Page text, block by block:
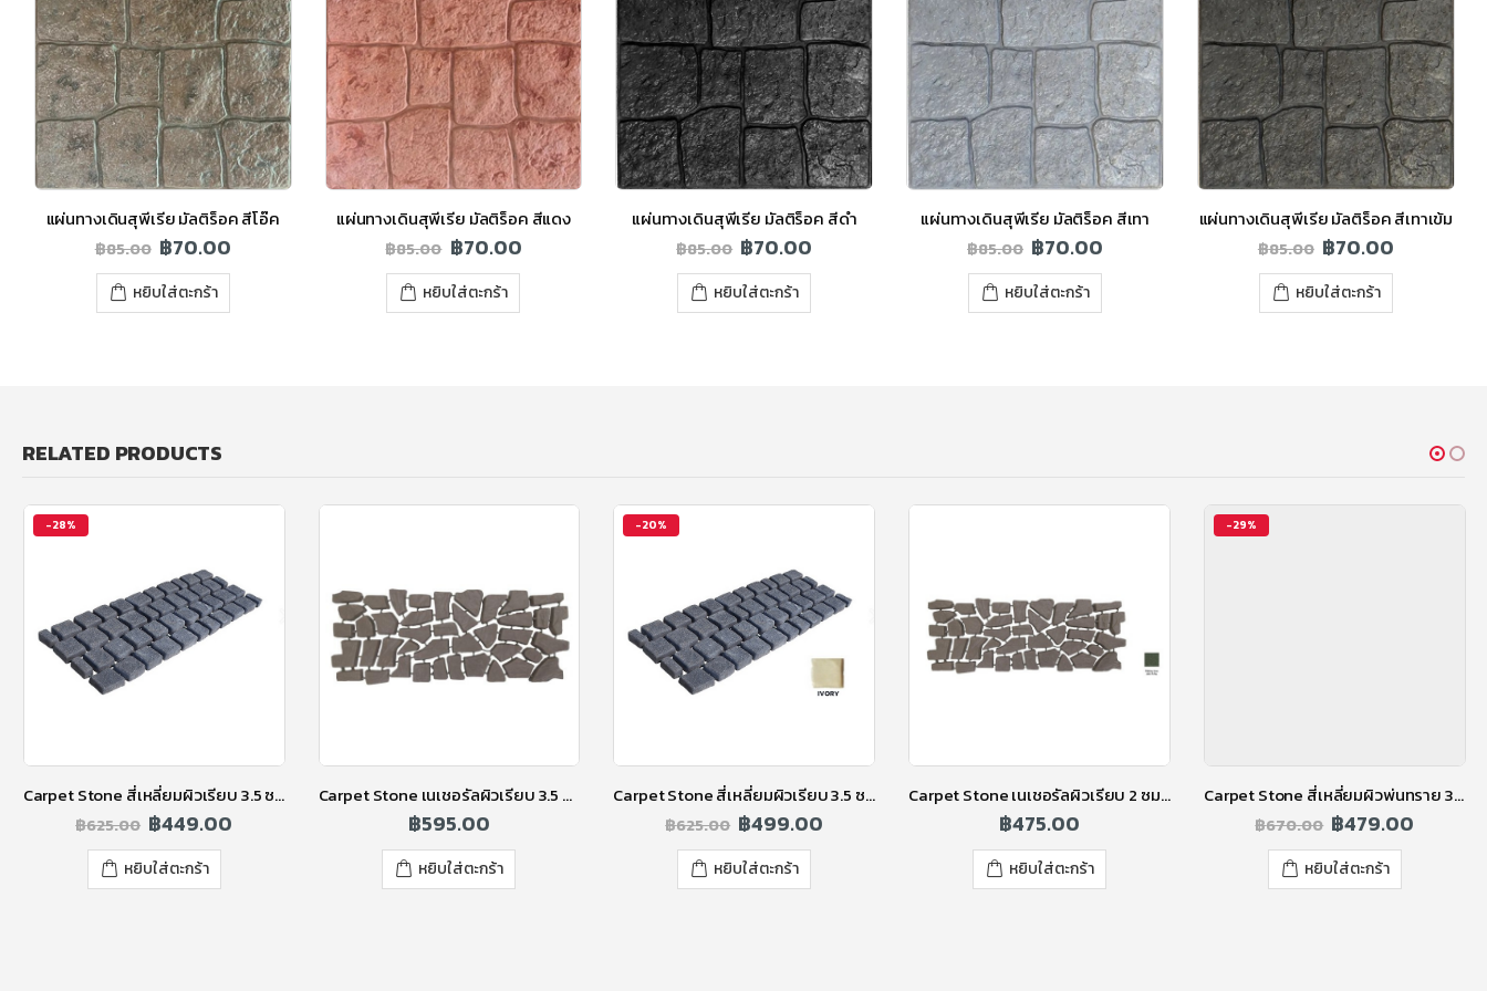
แผ่นทางเดินสุพีเรีย มัลติร็อค สีโอ๊ค
฿85.00 ฿70.00
หยิบใส่ตะกร้า
แผ่นทางเดินสุพีเรีย มัลติร็อค สีแดง
฿85.00 ฿70.00
หยิบใส่ตะกร้า
แผ่นทางเดินสุพีเรีย มัลติร็อค สีดำ
฿85.00 ฿70.00
หยิบใส่ตะกร้า
แผ่นทางเดินสุพีเรีย มัลติร็อค สีเทา
฿85.00 ฿70.00
หยิบใส่ตะกร้า
แผ่นทางเดินสุพีเรีย มัลติร็อค สีเทาเข้ม
฿85.00 ฿70.00
หยิบใส่ตะกร้า
RELATED PRODUCTS
-28%
Carpet Stone สี่เหลี่ยมผิวเรียบ 3.5 ซ.ม. สีแบล็คเกรย์
฿625.00 ฿449.00
หยิบใส่ตะกร้า
Carpet Stone เนเชอรัลผิวเรียบ 3.5 ซม. สีแบล็คเกรย์
฿595.00
หยิบใส่ตะกร้า
-20%
Carpet Stone สี่เหลี่ยมผิวเรียบ 3.5 ซ.ม. สีไอวอรี่
฿625.00 ฿499.00
หยิบใส่ตะกร้า
Carpet Stone เนเชอรัลผิวเรียบ 2 ซม. สีมิลิทารี่กรีน
฿475.00
หยิบใส่ตะกร้า
-29%
Carpet Stone สี่เหลี่ยมผิวพ่นทราย 3.5 ซ.ม. สีไอวอรี่
฿670.00 ฿479.00
หยิบใส่ตะกร้า